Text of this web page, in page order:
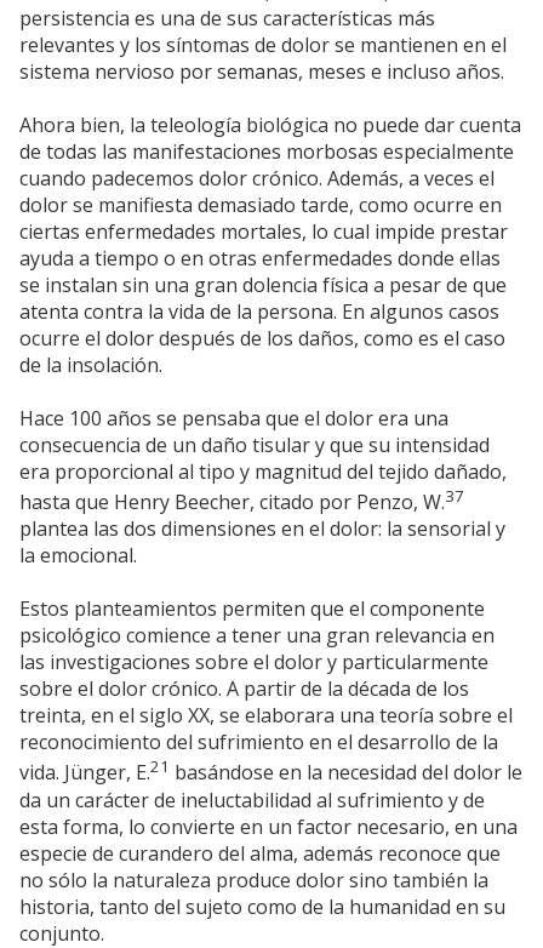
persistencia es una de sus características más
relevantes y los síntomas de dolor se mantienen en el
sistema nervioso por semanas, meses e incluso años.
Ahora bien, la teleología biológica no puede dar cuenta
de todas las manifestaciones morbosas especialmente
cuando padecemos dolor crónico. Además, a veces el
dolor se manifiesta demasiado tarde, como ocurre en
ciertas enfermedades mortales, lo cual impide prestar
ayuda a tiempo o en otras enfermedades donde ellas
se instalan sin una gran dolencia física a pesar de que
atenta contra la vida de la persona. En algunos casos
ocurre el dolor después de los daños, como es el caso
de la insolación.
Hace 100 años se pensaba que el dolor era una
consecuencia de un daño tisular y que su intensidad
era proporcional al tipo y magnitud del tejido dañado,
hasta que Henry Beecher, citado por Penzo, W.37
plantea las dos dimensiones en el dolor: la sensorial y
la emocional.
Estos planteamientos permiten que el componente
psicológico comience a tener una gran relevancia en
las investigaciones sobre el dolor y particularmente
sobre el dolor crónico. A partir de la década de los
treinta, en el siglo XX, se elaborara una teoría sobre el
reconocimiento del sufrimiento en el desarrollo de la
vida. Jünger, E.21 basándose en la necesidad del dolor le
da un carácter de ineluctabilidad al sufrimiento y de
esta forma, lo convierte en un factor necesario, en una
especie de curandero del alma, además reconoce que
no sólo la naturaleza produce dolor sino también la
historia, tanto del sujeto como de la humanidad en su
conjunto.